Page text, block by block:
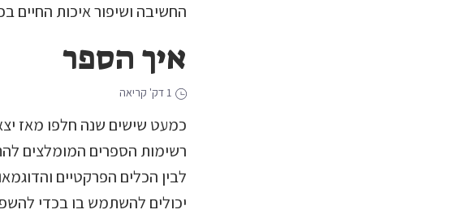
החשיבה ושיפור איכות החיים
איך הספר
כמעט שישים שנה חלפו מאז
רשימות הספרים המומלצים
לבין הכלים הפרקטיים
יכולים להשתמש בו בכדי